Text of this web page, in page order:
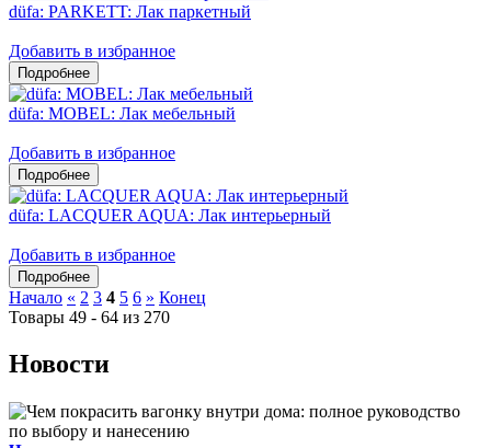
düfa: PARKETT: Лак паркетный
Добавить в избранное
düfa: MOBEL: Лак мебельный
Добавить в избранное
düfa: LACQUER AQUA: Лак интерьерный
Добавить в избранное
Начало « 2 3 4 5 6 » Конец
Товары 49 - 64 из 270
Новости